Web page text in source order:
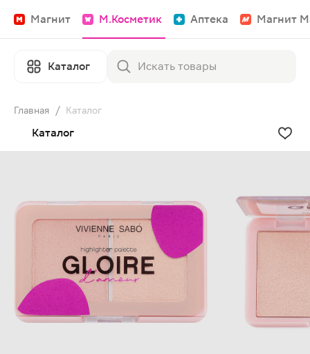
Магнит М.Косметик Аптека Магнит
Каталог
Главная / Каталог
Каталог